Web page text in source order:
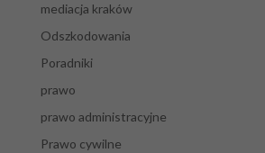
mediacja kraków
Odszkodowania
Poradniki
prawo
prawo administracyjne
Prawo cywilne